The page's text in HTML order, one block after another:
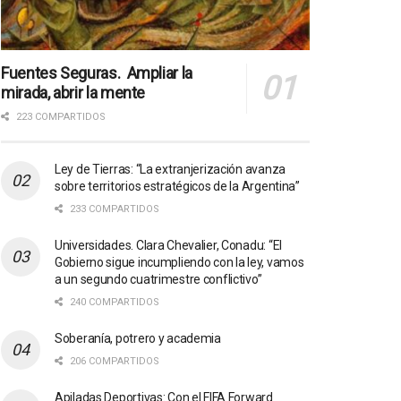
Fuentes Seguras. Ampliar la
mirada, abrir la mente
223 COMPARTIDOS
Ley de Tierras: “La extranjerización avanza
sobre territorios estratégicos de la Argentina”
233 COMPARTIDOS
Universidades. Clara Chevalier, Conadu: “El
Gobierno sigue incumpliendo con la ley, vamos
a un segundo cuatrimestre conflictivo”
240 COMPARTIDOS
Soberanía, potrero y academia
206 COMPARTIDOS
Apiladas Deportivas: Con el FIFA Forward